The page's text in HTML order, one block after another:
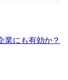
業にも有効か？